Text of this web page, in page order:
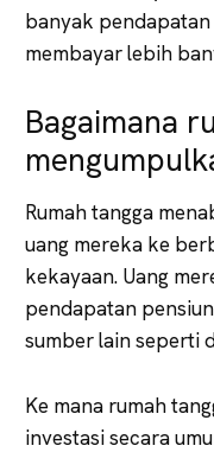
banyak
membayar lebih
Bagaimana
Rumah tangga
uang mereka ke
kekayaan. Uang
pendapatan
sumber lain seperti
Ke mana rumah
investasi secara